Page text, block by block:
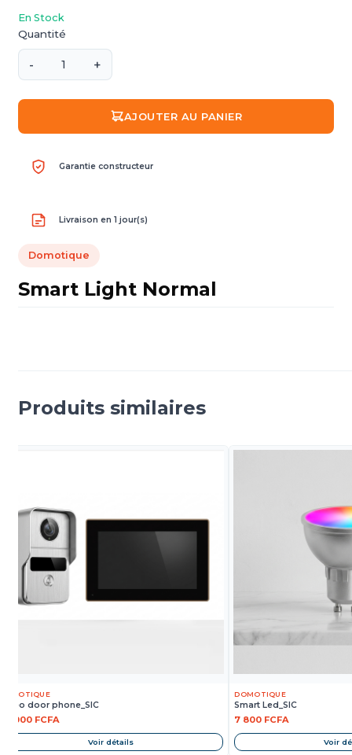
Domotique
Smart Light Normal
Produits similaires
door phone_SIC
000 FCFA
Voir détails
DOMOTIQUE
Smart Led_SIC
7 800 FCFA
Voir
En Stock
Quantité
- +
AJOUTER AU PANIER
Garantie constructeur
Livraison en 1 jour(s)